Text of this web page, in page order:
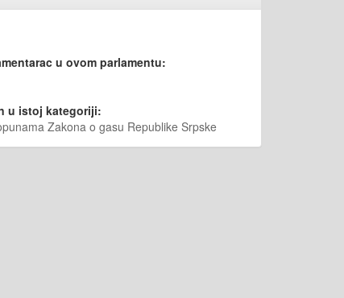
u ovom parlamentu:
u istoj kategoriji:
Zakona o gasu Republike Srpske